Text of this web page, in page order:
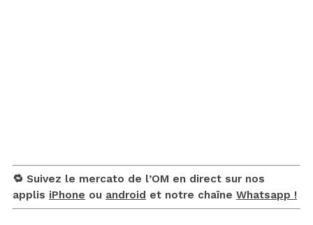
🔁 Suivez le mercato de l’OM en direct sur nos
applis iPhone ou android et notre chaîne Whatsapp !